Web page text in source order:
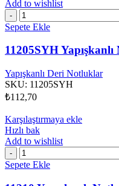
Add to wishlist
11205SYH
Yapışkanlı
adet
Sepete Ekle
11205SYH
Yapışkanlı Deri Notluklar
SKU: 11205SYH
₺112,70
Karşılaştırmaya ekle
Hızlı bak
Add to wishlist
11210
Yapışkanlı
adet
Sepete Ekle